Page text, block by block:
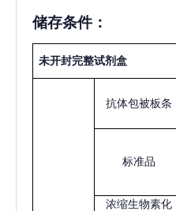
储存条件：
未开封完整试剂盒
抗体包被板条
标准品
浓缩生物素化